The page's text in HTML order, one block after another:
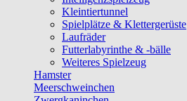
Kleintiertunnel
Spielplätze & Klettergerüste
Laufräder
Futterlabyrinthe & -bälle
Weiteres Spielzeug
Hamster
Meerschweinchen